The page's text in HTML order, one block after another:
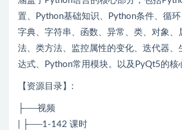
置、Python基础知识、Python条件、循环
字典、字符串、函数、异常、类、对象、
法、类方法、监控属性的变化、迭代器、
达式、Python常用模块。以及PyQt5的核
【资源目录】:
├──视频
| ├──1-142 课时